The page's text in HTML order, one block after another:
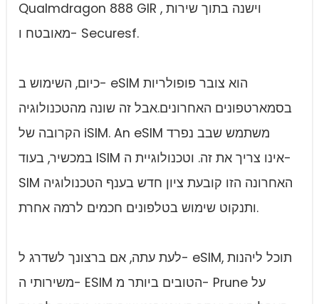
Qualmdragon 888 GIR , וישנה בתוך שירות
מאובטח ו- Securesf.
כיום, השימוש ב- eSIM הוא צובר פופולריות
בסמארטפונים האחרונים.אבל זה שונה מהטכנולוגיה
הקרובה של iSIM. An eSIM משתמש שבב נפרד
במכשיר, בעוד ISIM אינו צריך את זה. וטכנולוגיית ה-
SIM האחרונה הזו קובעת ציון חדש בענף הטכנולוגיה
ותנקוט שימוש בטלפונים חכמים לרמה אחרת.
לעת עתה, אם ברצונך לשדרג ל- eSIM, תוכל ליהנות
משירותי ה- ESIM הטובים ביותר מ- Prune על